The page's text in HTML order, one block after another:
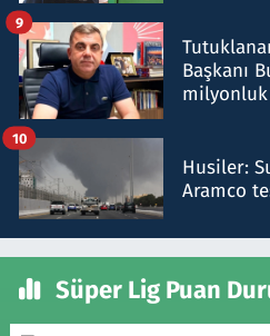
Başkanı
9
Husiler:
Aramco
10
Süper Lig Puan